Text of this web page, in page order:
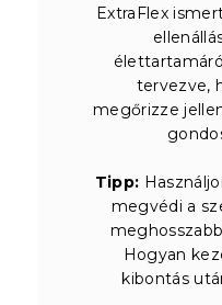
ExtraFlex
tervezve,
megőrizze
Tipp:
megvédi a
Hogyan
kibontás